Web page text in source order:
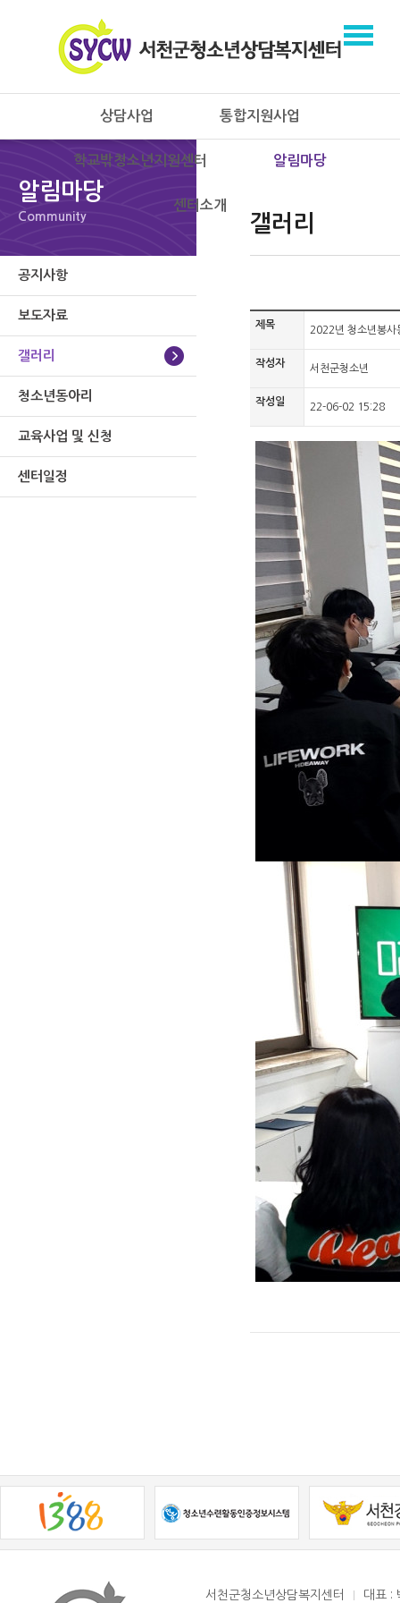
상담사업 통합지원사업
학교밖청소년지원센터 알림마당
센터소개
알림마당
Community
공지사항
보도자료
갤러리
청소년동아리
교육사업 및 신청
센터일정
갤러리
제목 2022년 청소년봉사
작성자 서천군청소년
작성일 22-06-02 15:28
서천군청소년상담복지센터 대표 :